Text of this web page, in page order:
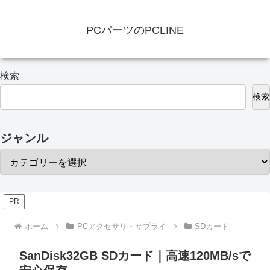
PCパーツのPCLINE
検索
検索
ジャンル
PR
ホーム PCアクセサリ・サプライ SDカード
SanDisk32GB SDカード｜高速120MB/sで